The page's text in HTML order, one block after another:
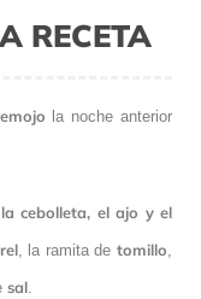
RECETA
la noche anterior
cebolleta, el ajo y el
, la ramita detomillo,
sal.